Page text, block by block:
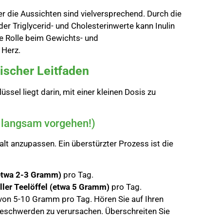
die Aussichten sind vielversprechend. Durch die
Triglycerid- und Cholesterinwerte kann Inulin
Rolle beim Gewichts- und
Leitfaden
liegt darin, mit einer kleinen Dosis zu
vorgehen!)
anzupassen. Ein überstürzter Prozess ist die
2-3 Gramm) pro Tag.
Teelöffel (etwa 5 Gramm) pro Tag.
5-10 Gramm pro Tag. Hören Sie auf Ihren
zu verursachen. Überschreiten Sie